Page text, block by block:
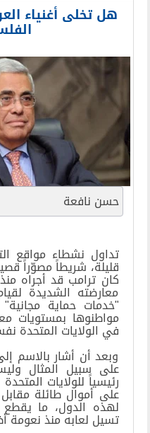
هل تخلى أغنياء
حسن نافعة
تداول نشطاء مواقع
قليلة، شريطاً مصوّراً
كان ترامب قد أجراه
معارضته الشديدة
"خدمات حماية
مواطنوها بمستويات
في الولايات المتحدة
وبعد أن أشار بالاسم
على سبيل المثال
رئيسياً للولايات
على أموال طائلة
لهذه الدول، ما يقطع
تسيل لعابه منذ نعومة